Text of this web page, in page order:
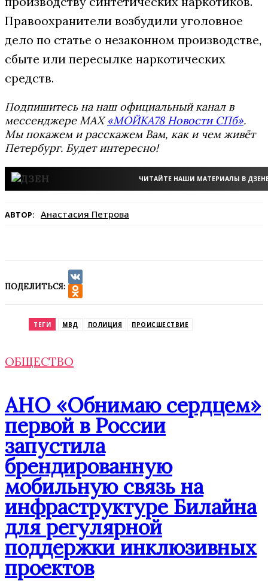
Правоохранители возбудили уголовное
дело по статье о незаконном производстве,
сбыте или пересылке наркотических
средств.
Подпишитесь на наш официальный канал в
мессенджере MAX«МОЙКА78 Новости СПб».
Мы покажем и расскажем Вам, как и чем живёт
Петербург. Будет интересно!
ЧИТАЙТЕ НАШИ МАТЕРИАЛЫ В
АВТОР: Анастасия Петрова
ПОДЕЛИТЬСЯ:
VK
ТЕГИ МВД ПОЛИЦИЯ ПРОИСШЕСТВИЕ
ОБЩЕСТВО
АНО «Обнимаю сердцем»
первой в России
запустила
брендированную
мобильную связь на
инфраструктуре Билайна
для регулярной
поддержки инклюзивных
проектов